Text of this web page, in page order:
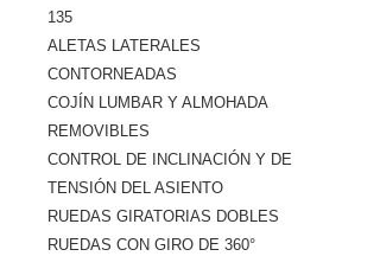
135
ALETAS LATERALES
CONTORNEADAS
COJÍN LUMBAR Y ALMOHADA
REMOVIBLES
CONTROL DE INCLINACIÓN Y DE
TENSIÓN DEL ASIENTO
RUEDAS GIRATORIAS DOBLES
RUEDAS CON GIRO DE 360°